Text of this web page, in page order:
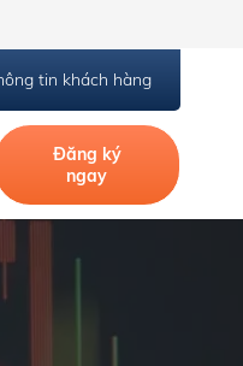
tin khách hàng
Đăng ký
ngay